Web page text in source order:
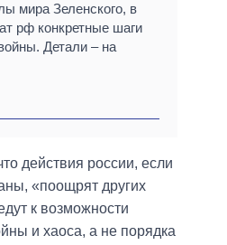
мира Зеленского, в
рф конкретные шаги
Детали – на
действия россии, если
«поощрят других
к возможности
и хаоса, а не порядка